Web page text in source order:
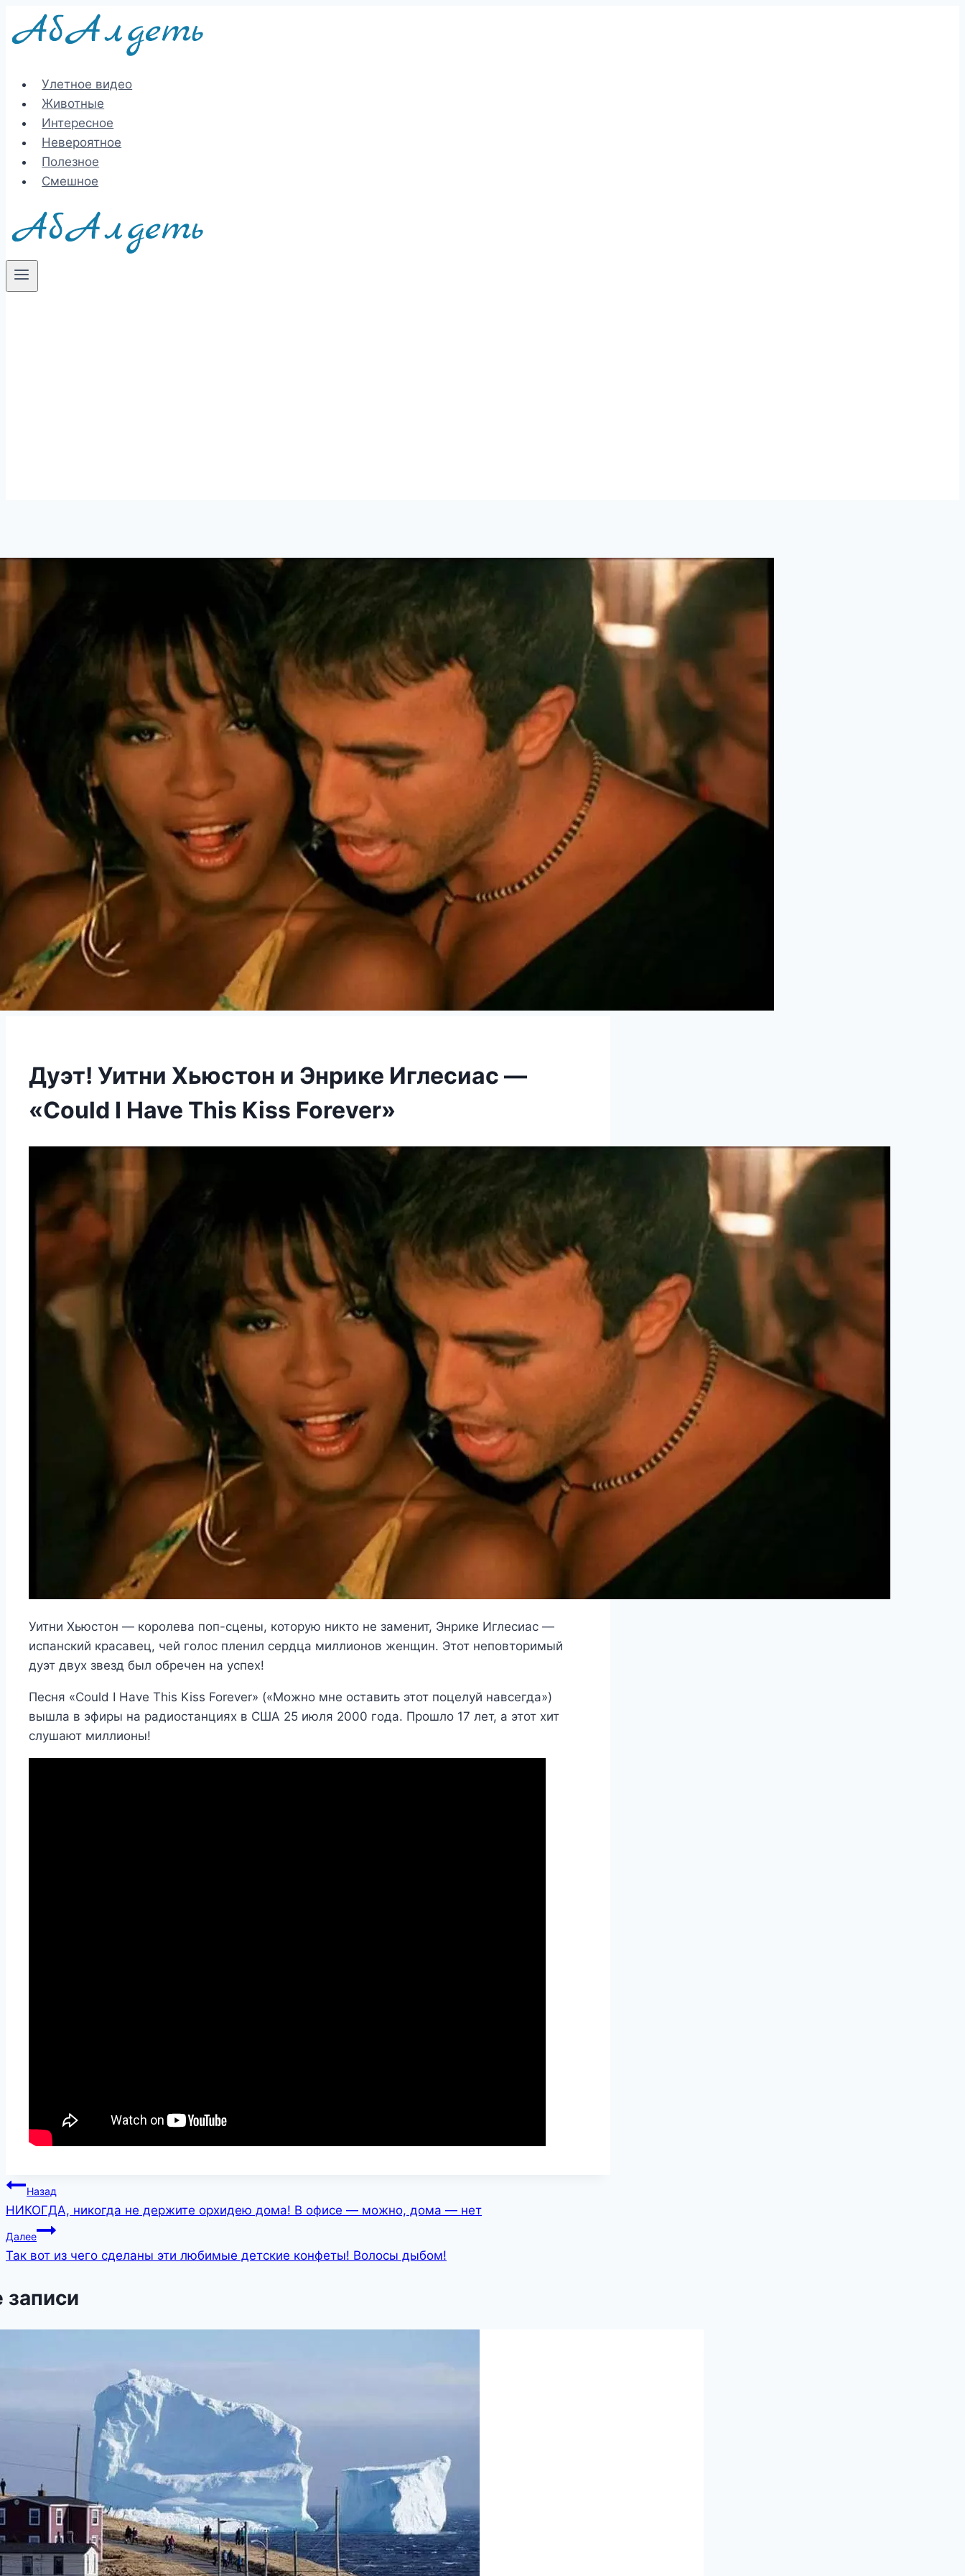
Перейти
Улетное видео
Животные
Интересное
Невероятное
Полезное
Смешное
Дуэт! Уитни Хьюстон и Энрике Иглесиас —
«Could I Have This Kiss Forever»
Уитни Хьюстон — королева поп-сцены, которую никто не заменит, Энрике Иглесиас —
испанский красавец, чей голос пленил сердца миллионов женщин. Этот неповторимый
дуэт двух звезд был обречен на успех!
Песня «Could I Have This Kiss Forever» («Можно мне оставить этот поцелуй навсегда»)
вышла в эфиры на радиостанциях в США 25 июля 2000 года. Прошло 17 лет, а этот хит
слушают миллионы!
Навигация
по
записям
Назад
НИКОГДА, никогда не держите орхидею дома! В офисе — можно, дома — нет
Далее
Так вот из чего сделаны эти любимые детские конфеты! Волосы дыбом!